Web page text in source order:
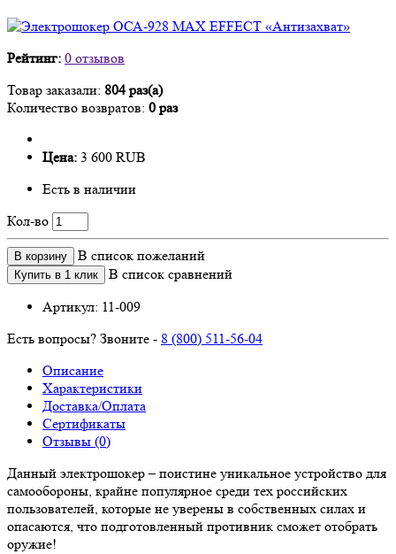
Рейтинг: 0 отзывов
Товар заказали: 804 раз(а)
Количество возвратов: 0 раз
Цена: 3 600 RUB
Есть в наличии
Кол-во
В корзину В список пожеланий
Купить в 1 клик
В список сравнений
Артикул: 11-009
Есть вопросы? Звоните - 8 (800) 511-56-04
Описание
Характеристики
Доставка/Оплата
Сертификаты
Отзывы (0)
Данный электрошокер – поистине уникальное устройство для
самообороны, крайне популярное среди тех российских
пользователей, которые не уверены в собственных силах и
опасаются, что подготовленный противник сможет отобрать
оружие!